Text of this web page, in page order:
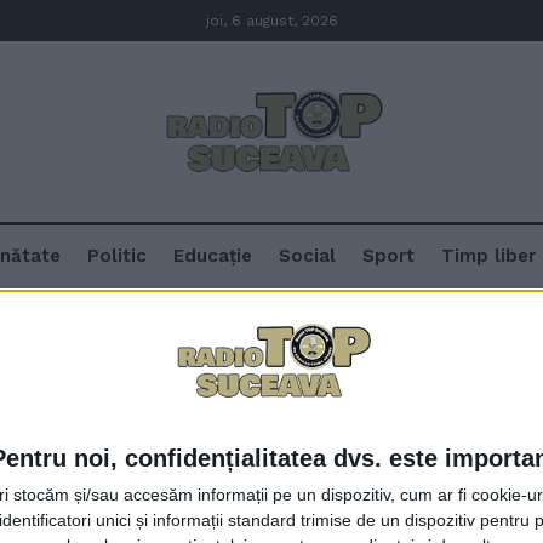
noi, confidențialitatea dvs. este
stocăm și/sau accesăm informații pe un dispozitiv, cum ar fi cookie-
unici și informații standard trimise de un dispozitiv pentru
joi, 6 august, 2026
Politic Educație Social Sport Timp liber
Psihologa Doina Schipor,
ale polițiștilor în școlile și în